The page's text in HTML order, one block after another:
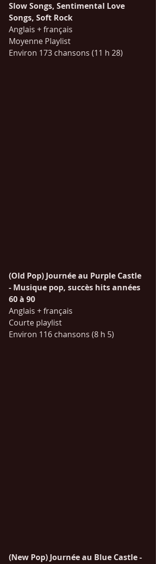
Slow Songs, Sentimental Love
Songs, Soft Rock
Anglais + français
Moyenne Playlist
Environ 173 chansons (11 h 28)
(Old Pop) Journée au Purple Castle
- Musique pop, succès hits années
60 à 90
Anglais + français
Courte playlist
Environ 116 chansons (8 h 5)
(New Pop) Journée au Blue Castle -